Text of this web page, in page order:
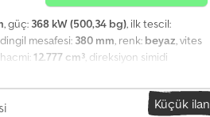
, güç: 368 kW (500,34 bg), ilk tescil:
, dingil mesafesi: 380 mm , renk: beyaz , vites
12.777 cm³ , direksiyon simidi
XL Kabin, ekstra yüksek uyku kabini. 2 x
SCR ve EGR. EURO 6. I-Shift,
Küçük ilan